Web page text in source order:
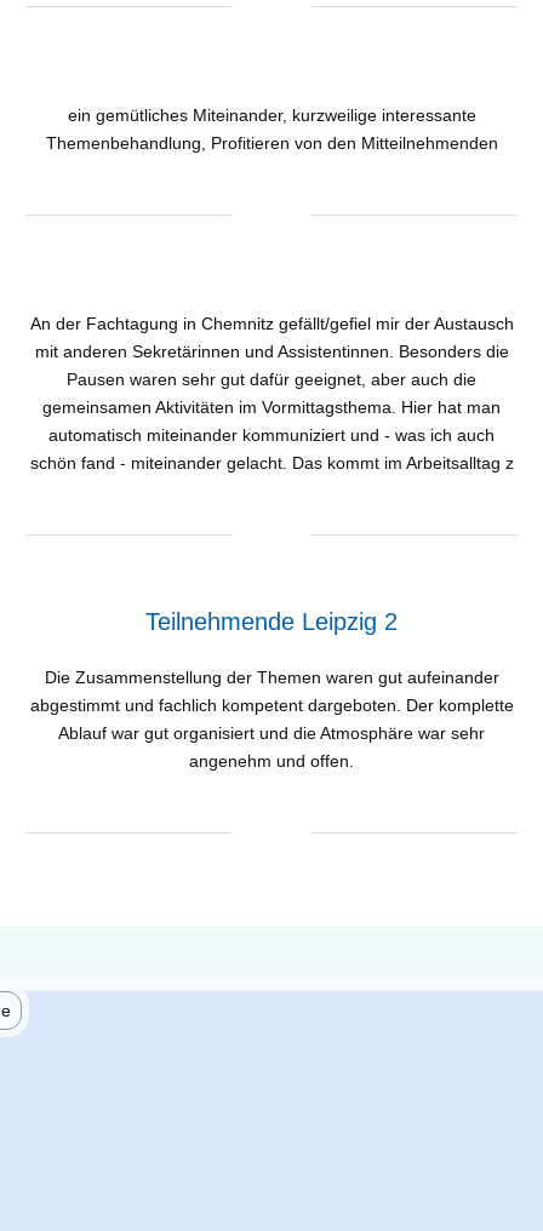
ein gemütliches Miteinander, kurzweilige interessante
Themenbehandlung, Profitieren von den Mitteilnehmenden
An der Fachtagung in Chemnitz gefällt/gefiel mir der Austausch
mit anderen Sekretärinnen und Assistentinnen. Besonders die
Pausen waren sehr gut dafür geeignet, aber auch die
gemeinsamen Aktivitäten im Vormittagsthema. Hier hat man
automatisch miteinander kommuniziert und - was ich auch
schön fand - miteinander gelacht. Das kommt im Arbeitsalltag z
Teilnehmende Leipzig 2
Die Zusammenstellung der Themen waren gut aufeinander
abgestimmt und fachlich kompetent dargeboten. Der komplette
Ablauf war gut organisiert und die Atmosphäre war sehr
angenehm und offen.